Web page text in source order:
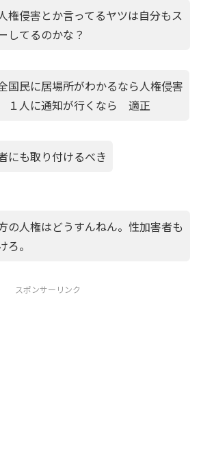
権侵害とか言ってるヤツは自分もス
してるのかな？
民に居場所がわかるなら人権侵害
人に通知が行くなら 適正
にも取り付けるべき
の人権はどうすんねん。性加害者も
ろ。
スポンサーリンク